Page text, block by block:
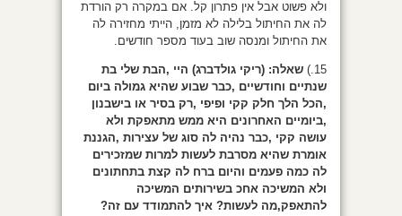
ולא פשוט אבל אין פתרון קל. אם במקרה רק הורדת
לה את החיתול בלילה לא מזמן, הייתי מחזירה לה
את החיתול ומנסה שוב בעוד מספר חודשים.
15.)
שאלה: (ריקי גולדברג) היי ,הבת שלי בת
שנתיים וחודשיים ,כבר שבוע שהיא גמולה ביום
,הכל הלך חלק קקי ופיפי ,רק בסיר או בישבנון
,ביומיים האחרונים היא ממש מתאפקת ולא
עושה קקי ,כבר נהיה לה סוג של עצירות ,הגננת
אומרת שהיא מסרבת לעשות למרות שמזכירים
לה כמה פעמים והיום ברח לה קצת בתחתונים
ולא המשיכה אחכ בשירותים המשיכה
להתאפק,מה לעשות? איך להתמודד עם זה?